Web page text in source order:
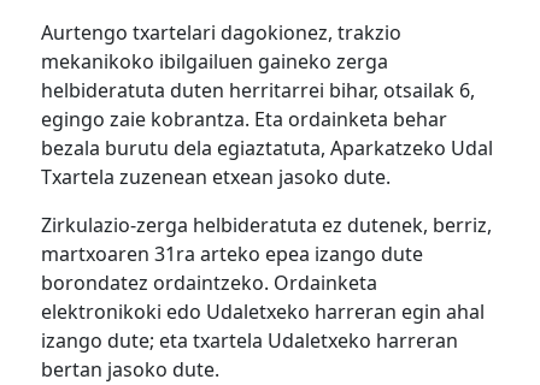
Aurtengo txartelari dagokionez, trakzio
mekanikoko ibilgailuen gaineko zerga
helbideratuta duten herritarrei bihar, otsailak 6,
egingo zaie kobrantza. Eta ordainketa behar
bezala burutu dela egiaztatuta, Aparkatzeko Udal
Txartela zuzenean etxean jasoko dute.
Zirkulazio-zerga helbideratuta ez dutenek, berriz,
martxoaren 31ra arteko epea izango dute
borondatez ordaintzeko. Ordainketa
elektronikoki edo Udaletxeko harreran egin ahal
izango dute; eta txartela Udaletxeko harreran
bertan jasoko dute.